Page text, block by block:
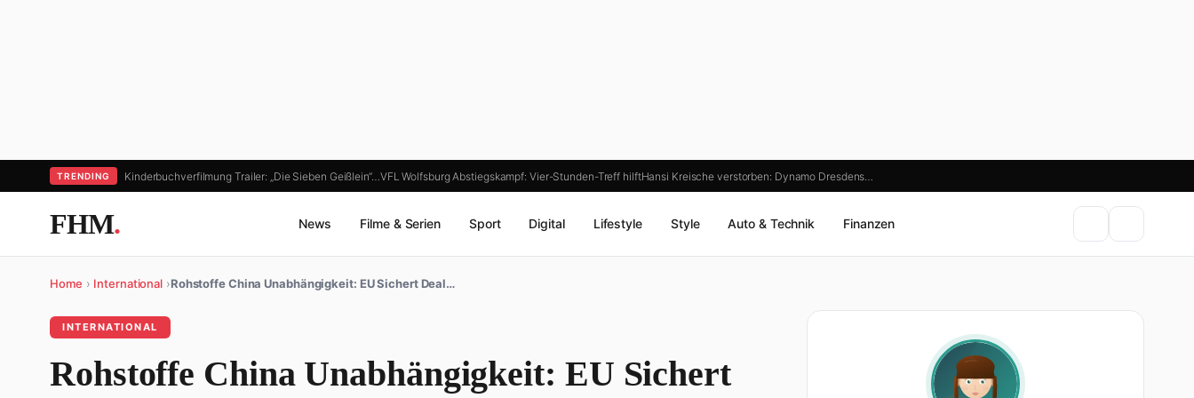
TRENDING Kinderbuchverfilmung Trailer: „Die Sieben Geißlein“… VFL Wolfsburg Abstiegskampf: Vier-Stunden-Treff hilftHansi Kreische verstorben: Dynamo Dresdens…
FHM. News Filme & Serien Sport Digital Lifestyle Style Auto & Technik Finanzen
Home › International ›Rohstoffe China Unabhängigkeit: EU Sichert Deal…
INTERNATIONAL
Rohstoffe China Unabhängigkeit: EU Sichert